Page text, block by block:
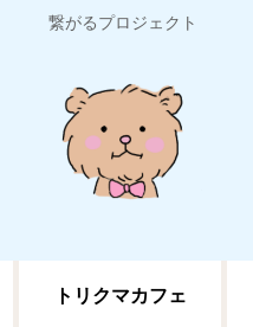
繋がるプロジェクト
トリクマカフェ